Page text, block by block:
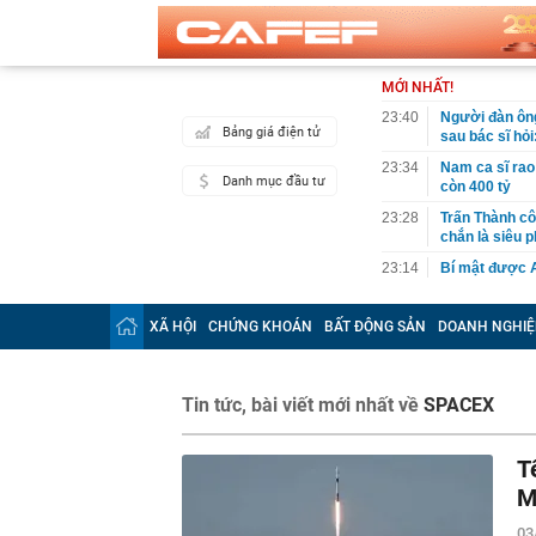
Bảng giá điện tử
Danh mục đầu tư
MỚI NHẤT!
23:40
Người đàn
sau bác sĩ
23:34
Nam ca sĩ
còn 400 tỷ
23:28
Trấn Thành
chắn là siêu
23:14
Bí mật được
22:56
Vì sao ngày
Vài mét
22:48
5 LOẠI rau
22:28
CHÍNH
22:25
Vì sao đồ ăn
Không cần
huynh - giáo
XÃ HỘI CHỨNG KHOÁN BẤT ĐỘNG SẢN DOANH
Tin tức, bài viết mới nhất về SPACEX